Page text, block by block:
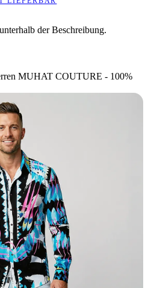
der Beschreibung.